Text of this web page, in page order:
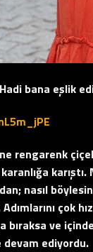
Hadi bana eşlik
L5m_jPE
rengarenk
nasıl
çok
ve
devam ediyordu.